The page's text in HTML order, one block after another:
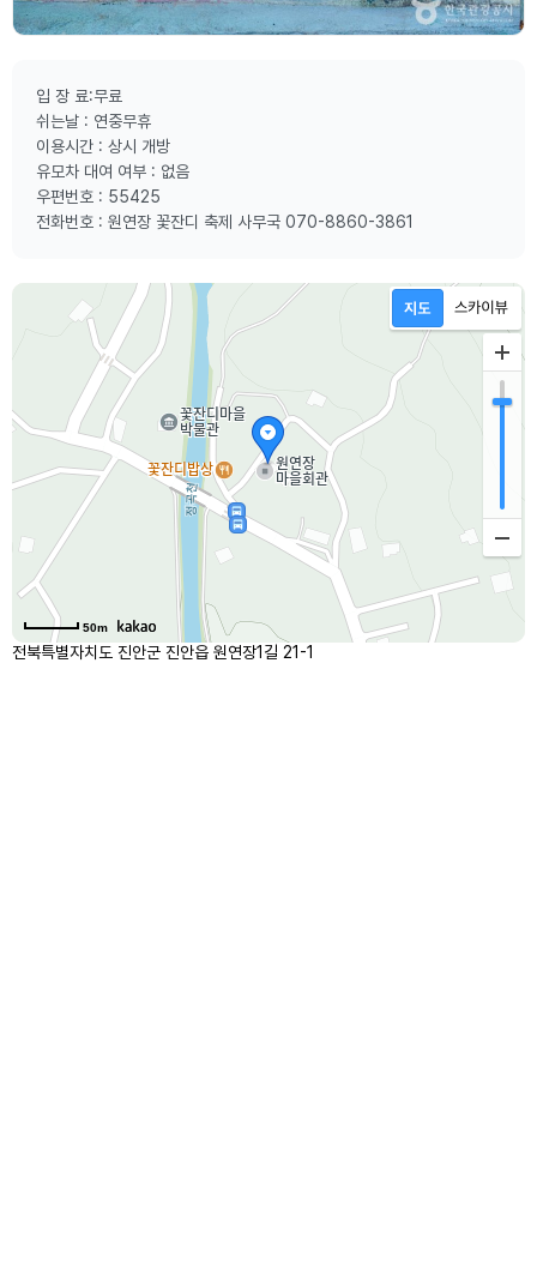
입 장 료:무료
쉬는날 : 연중무휴
이용시간 : 상시 개방
유모차 대여 여부 : 없음
우편번호 : 55425
전화번호 : 원연장 꽃잔디 축제 사무국 070-8860-3861
50m
전북특별자치도 진안군 진안읍 원연장1길 21-1